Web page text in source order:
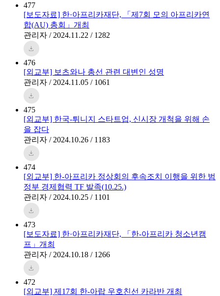
477
[보도자료] 한·아프리카재단, 「제7회 모의 아프리카연
합(AU) 총회」개최
관리자 / 2024.11.22 / 1282
476
[외교부] 보츠와나 총선 관련 대변인 성명
관리자 / 2024.11.05 / 1061
475
[외교부] 한국-튀니지 스타트업, 신시장 개척을 위해 손
을 잡다
관리자 / 2024.10.26 / 1183
474
[외교부] 한-아프리카 정상회의 후속조치 이행을 위한 범
정부 경제협력 TF 발족(10.25.)
관리자 / 2024.10.25 / 1101
473
[보도자료] 한·아프리카재단, 「한-아프리카 청소년캠
프」개최
관리자 / 2024.10.18 / 1266
472
[외교부] 제17회 한-아랍 우호친선 카라반 개최